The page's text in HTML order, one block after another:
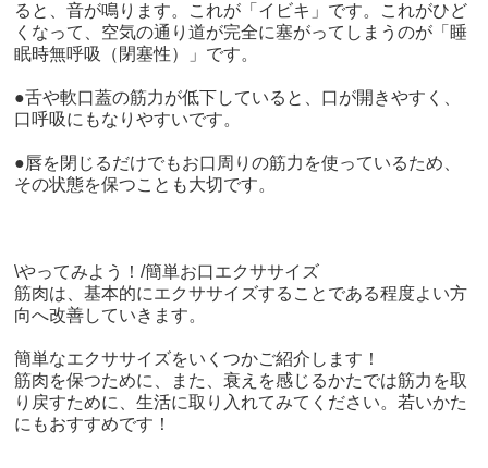
ると、音が鳴ります。これが「イビキ」です。これがひど
くなって、空気の通り道が完全に塞がってしまうのが「睡
眠時無呼吸（閉塞性）」です。
●舌や軟口蓋の筋力が低下していると、口が開きやすく、
口呼吸にもなりやすいです。
●唇を閉じるだけでもお口周りの筋力を使っているため、
その状態を保つことも大切です。
\やってみよう！/簡単お口エクササイズ
筋肉は、基本的にエクササイズすることである程度よい方
向へ改善していきます。
簡単なエクササイズをいくつかご紹介します！
筋肉を保つために、また、衰えを感じるかたでは筋力を取
り戻すために、生活に取り入れてみてください。若いかた
にもおすすめです！